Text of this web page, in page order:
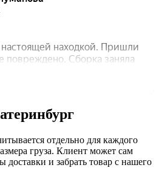
отдельно для каждого
груза. Клиент может сам
доставки и забрать товар с нашего